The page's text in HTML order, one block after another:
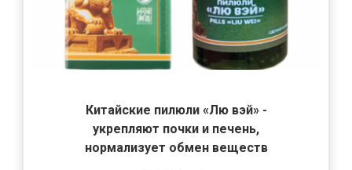
Китайские пилюли «Лю вэй» -
укрепляют почки и печень,
нормализует обмен веществ